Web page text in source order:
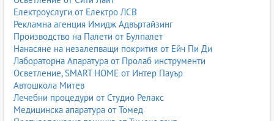
Електроуслуги от Електро ЛСВ
Рекламна агенция Имидж Адвъртайзинг
Производство на Палети от Булпалет
Нанасяне на незалепващи покрития от Ейч Пи Ди
Лабораторна Апаратура от Пролаб инструменти
Осветление, SMART HOME от Интер Пауър
Автошкола Митев
Лечебни процедури от Студио Релакс
Медицинска апаратура от Томед